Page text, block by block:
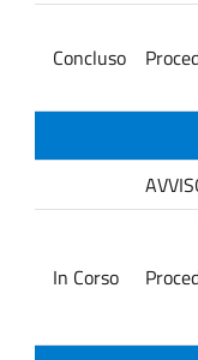
Concluso
In Corso